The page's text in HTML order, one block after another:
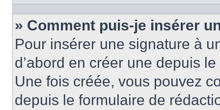
» Comment puis-je insérer
Pour insérer une signature à
d’abord en créer une depuis
Une fois créée, vous pouvez
depuis le formulaire de